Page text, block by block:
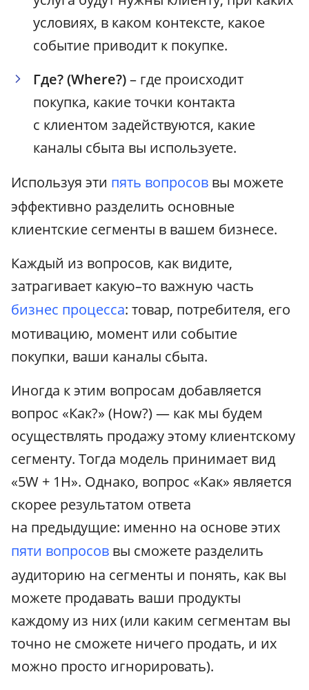
условиях, в каком контексте, какое
событие приводит к покупке.
Где? (Where?)– где происходит
покупка, какие точки контакта
с клиентом задействуются, какие
каналы сбыта вы используете.
Используя эти пять вопросов вы можете
эффективно разделить основные
клиентские сегменты в вашем бизнесе.
Каждый из вопросов, как видите,
затрагивает какую–то важную часть
бизнес процесса: товар, потребителя, его
мотивацию, момент или событие
покупки, ваши каналы сбыта.
Иногда к этим вопросам добавляется
вопрос «Как?» (How?) — как мы будем
осуществлять продажу этому клиентскому
сегменту. Тогда модель принимает вид
«5W + 1Н». Однако, вопрос «Как» является
скорее результатом ответа
на предыдущие: именно на основе этих
пяти вопросов вы сможете разделить
аудиторию на сегменты и понять, как вы
можете продавать ваши продукты
каждому из них (или каким сегментам вы
точно не сможете ничего продать, и их
можно просто игнорировать).